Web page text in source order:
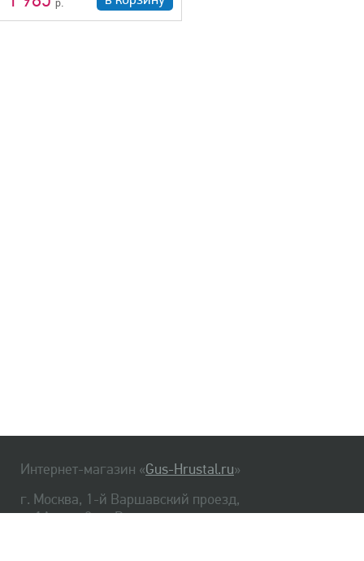
Интернет-магазин «Gus-Hrustal.ru»
г. Москва, 1-й Варшавский проезд,
д. 1А, стр. 3, м. Варшавская